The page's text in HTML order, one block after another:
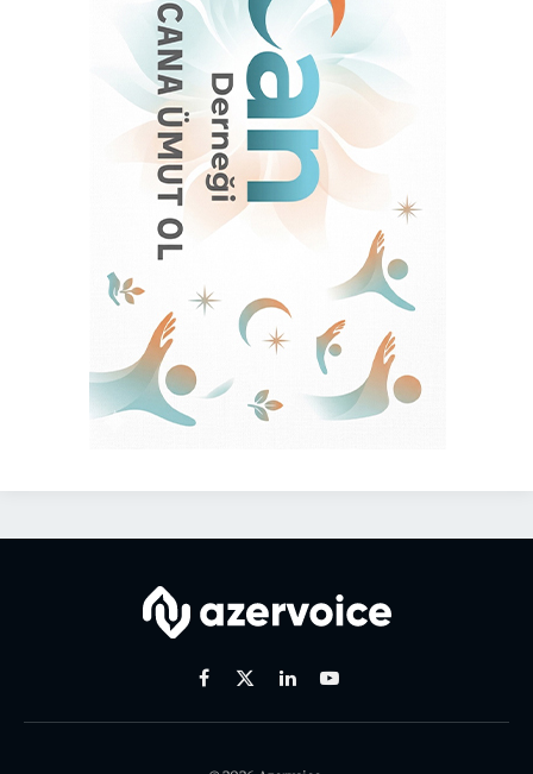
Facebook
X
LinkedinYoutube